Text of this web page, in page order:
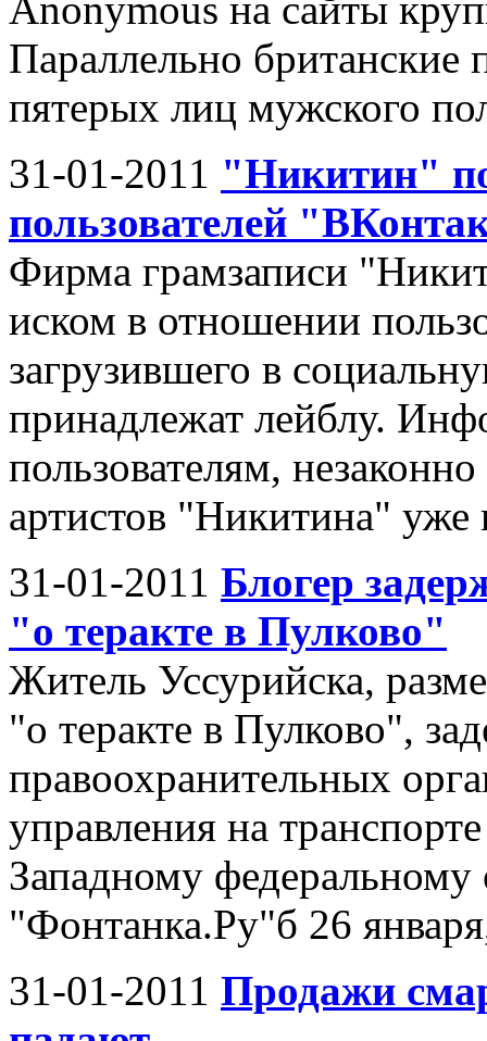
Параллельно британские
пятерых лиц мужского
31-01-2011 "Никитин"
пользователей
Фирма грамзаписи
иском в отношении
загрузившего в
принадлежат лейблу.
пользователям,
артистов "Никитина" уже
31-01-2011 Блогер
"о теракте в Пулково"
Житель Уссурийска,
"о теракте в Пулково",
правоохранительных
управления на
Западному
"Фонтанка.Ру"б 26
31-01-2011 Продажи